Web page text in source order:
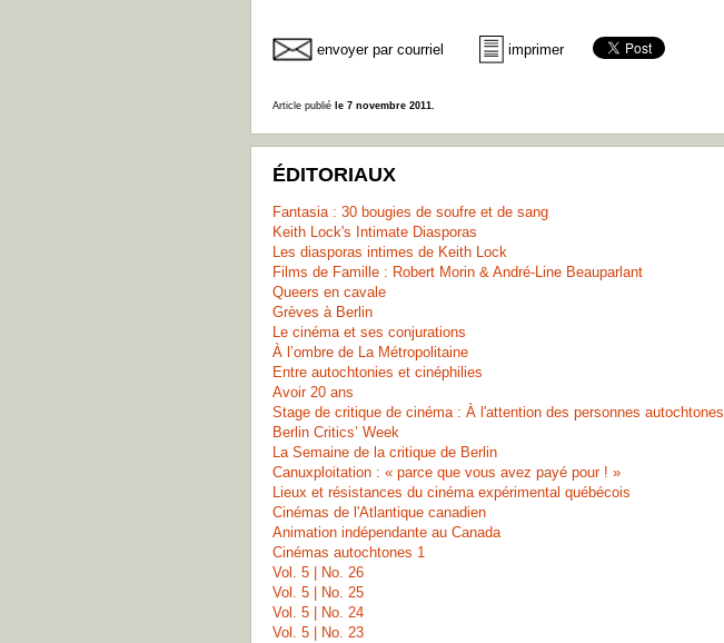
envoyer par courriel imprimer
Article publié le 7 novembre 2011.
ÉDITORIAUX
Fantasia : 30 bougies de soufre et de sang
Keith Lock's Intimate Diasporas
Les diasporas intimes de Keith Lock
Films de Famille : Robert Morin & André-Line Beauparlant
Queers en cavale
Grèves à Berlin
Le cinéma et ses conjurations
À l’ombre de La Métropolitaine
Entre autochtonies et cinéphilies
Avoir 20 ans
Stage de critique de cinéma : À l'attention des personnes autochtones
Berlin Critics’ Week
La Semaine de la critique de Berlin
Canuxploitation : « parce que vous avez payé pour ! »
Lieux et résistances du cinéma expérimental québécois
Cinémas de l'Atlantique canadien
Animation indépendante au Canada
Cinémas autochtones 1
Vol. 5 | No. 26
Vol. 5 | No. 25
Vol. 5 | No. 24
Vol. 5 | No. 23